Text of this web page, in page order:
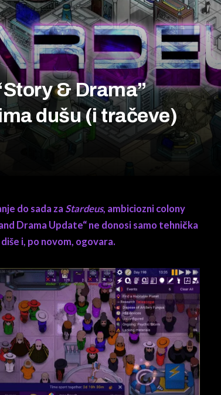
& Drama”
dušu (i tračeve)
do sada zaStardeus, ambiciozni colony
Drama Update“ ne donosi samo tehnička
i, po novom, ogovara.